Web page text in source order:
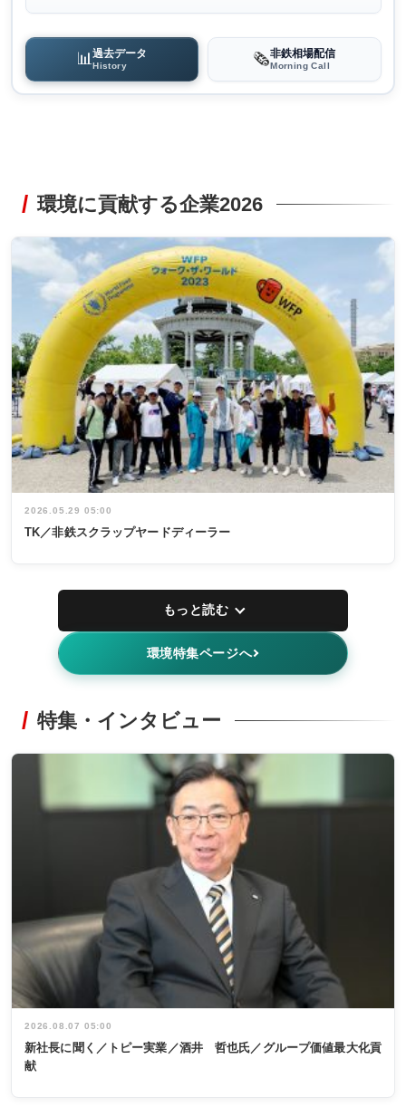
📊過去データ
History 🗞️非鉄相場配信
Morning Call
環境に貢献する企業2026
2026.05.29 05:00
TK／非鉄スクラップヤードディーラー
もっと読む
環境特集ページへ
特集・インタビュー
2026.08.07 05:00
新社長に聞く／トピー実業／酒井 哲也氏／グループ価値最大化貢
献